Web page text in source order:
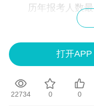
历年报考人数
很强，知识也比较
理论性知识。在历
专业的通过率也是
适合人群：
1、 学习过管理
打开
22734 0 0